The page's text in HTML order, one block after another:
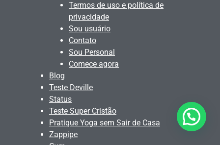
Termos de uso e política de
privacidade
Sou usuário
Contato
Sou Personal
Comece agora
Blog
Teste Deville
Status
Teste Super Cristão
Pratique Yoga sem Sair de Casa
Zappipe
Quer alguma ajuda?